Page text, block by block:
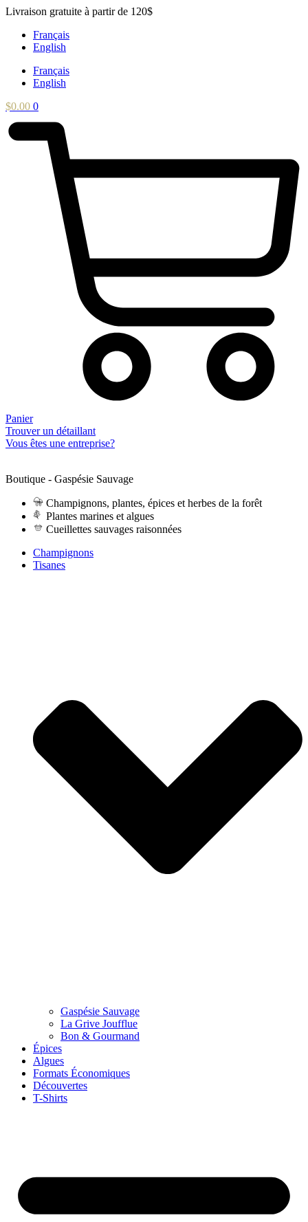
Aller
contenu
Livraison gratuite à partir de 120$
Français
English
Français
English
$0.00 0
Panier
Trouver un détaillant
Vous êtes une entreprise?
Boutique - Gaspésie Sauvage
Champignons, plantes, épices et herbes de la forêt
Plantes marines et algues
Cueillettes sauvages raisonnées
Champignons
Tisanes
Gaspésie Sauvage
La Grive Joufflue
Bon & Gourmand
Épices
Algues
Formats Économiques
Découvertes
T-Shirts